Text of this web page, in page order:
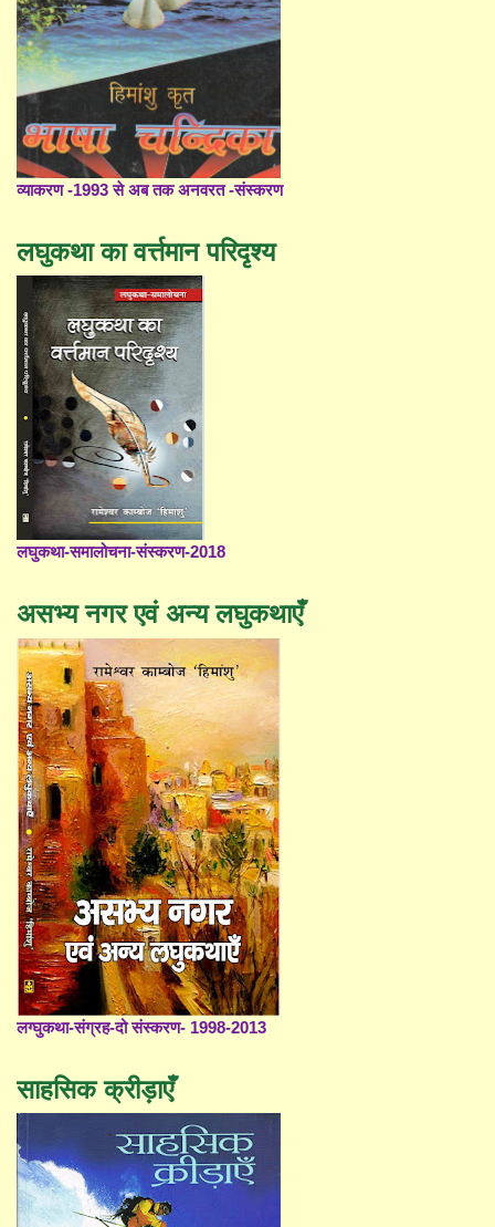
व्याकरण -1993 से अब तक अनवरत -संस्करण
लघुकथा का वर्त्तमान परिदृश्य
लघुकथा-समालोचना-संस्करण-2018
असभ्य नगर एवं अन्य लघुकथाएँ
लग्घुकथा-संग्रह-दो संस्करण- 1998-2013
साहसिक क्रीड़ाएँ